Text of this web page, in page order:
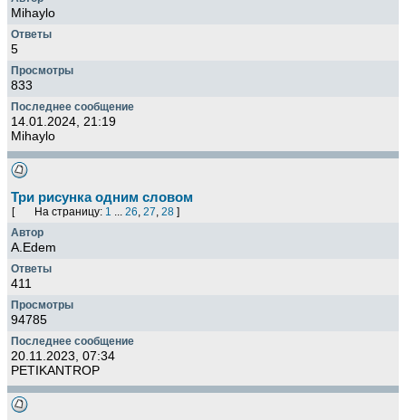
Mihaylo
5
833
14.01.2024, 21:19
Mihaylo
Три рисунка одним словом
[ На страницу: 1 ... 26, 27, 28]
A.Edem
411
94785
20.11.2023, 07:34
PETIKANTROP